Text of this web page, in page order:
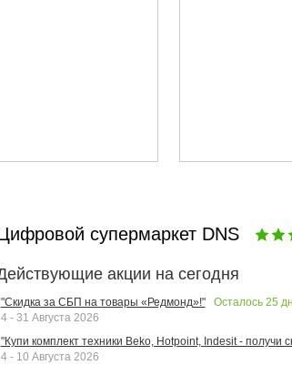
супермаркет DNS
акции на сегодня
"Скидка за СБП на товары «Редмонд»!" Осталось 25
4 - 31 Августа 2026
"Купи комплект техники Beko, Hotpoint, Indesit - получи
4 - 10 Августа 2026